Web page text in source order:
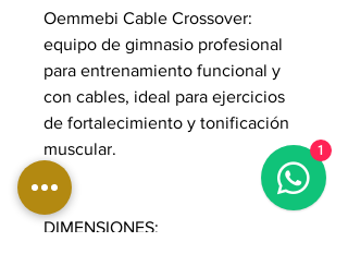
Oemmebi Cable Crossover:
equipo de gimnasio profesional
para entrenamiento funcional y
con cables, ideal para ejercicios
de fortalecimiento y tonificación
muscular.
DIMENSIONES:
1